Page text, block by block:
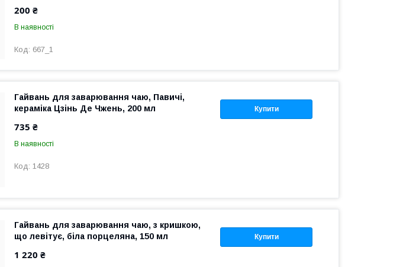
200 ₴
В наявності
667_1
Купити
Гайвань для заварювання чаю, Павичі,
кераміка Цзінь Де Чжень, 200 мл
735 ₴
В наявності
1428
Купити
Гайвань для заварювання чаю, з кришкою,
що левітує, біла порцеляна, 150 мл
1 220 ₴